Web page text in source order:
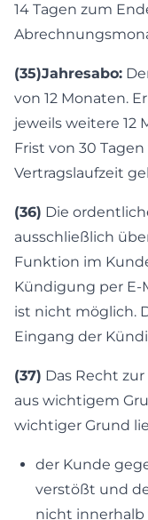
14 Tagen zum
(35)Jahresabo:
von 12 Monaten.
jeweils weitere 12
Frist von 30
Vertragslaufzeit
(36) Die
ausschließlich
Funktion im
Kündigung per E-
ist nicht möglich.
Eingang der
(37) Das Recht
aus wichtigem
wichtiger Grund
der Kunde
verstößt und
nicht innerhalb